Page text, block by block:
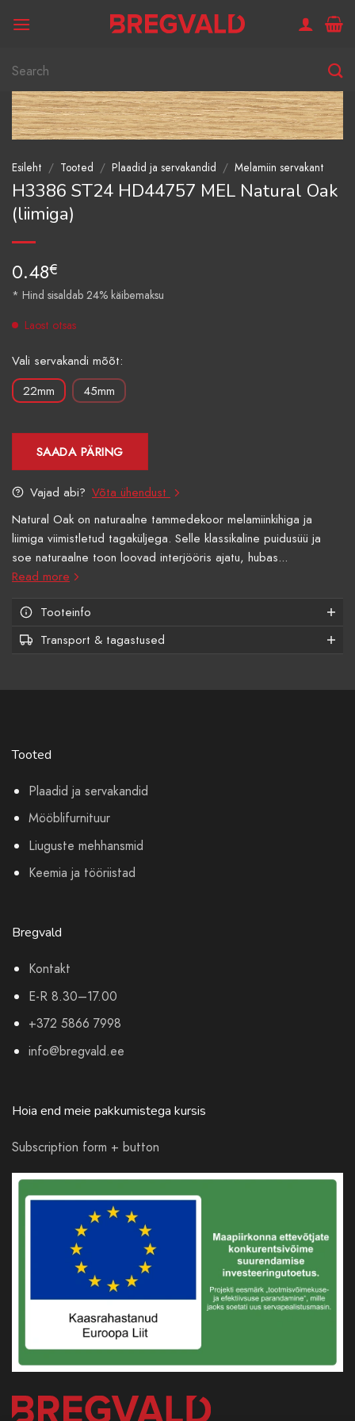
Otsi:
Esileht / Tooted / Plaadid ja servakandid / Melamiin servakant
H3386 ST24 HD44757 MEL Natural Oak
(liimiga)
0.48€
* Hind sisaldab 24% käibemaksu
Laost otsas
Vali servakandi mõõt:
22mm
45mm
SAADA PÄRING
Vajad abi? Võta ühendust
Natural Oak on naturaalne tammedekoor melamiinkihiga ja
liimiga viimistletud tagaküljega. Selle klassikaline puidusüü ja
soe naturaalne toon loovad interjööris ajatu, hubas...
Read more
Tooteinfo
Transport & tagastused
Tooted
Plaadid ja servakandid
Mööblifurnituur
Liuguste mehhansmid
Keemia ja tööriistad
Bregvald
Kontakt
E-R 8.30–17.00
+372 5866 7998
info@bregvald.ee
Hoia end meie pakkumistega kursis
Subscription form + button